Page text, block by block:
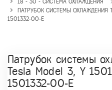
18 - 30 - СИСТЕМА ОХЛАЖДЕНИЯ
ПАТРУБОК СИСТЕМЫ ОХЛАЖДЕНИЯ
1501332-00-E
Патрубок системы
Tesla Model 3, Y
1501332-00-E